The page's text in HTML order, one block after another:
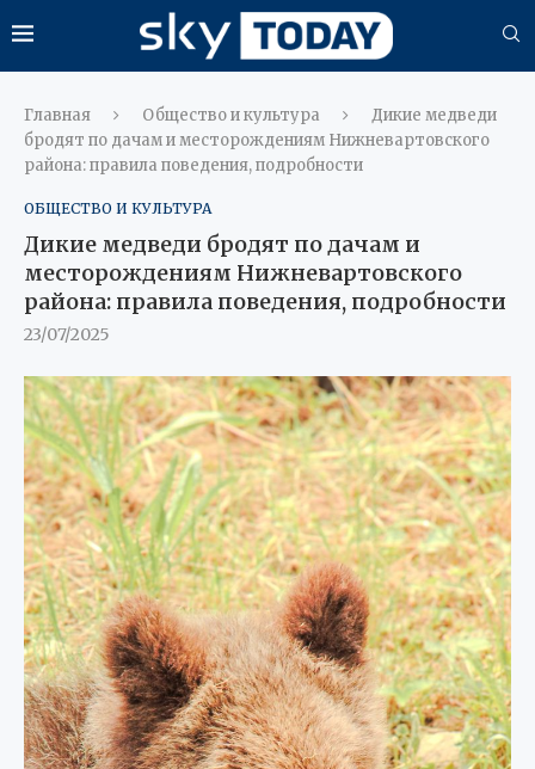
Главная Общество и культура
Дикие медведи
бродят по дачам и месторождениям Нижневартовского
района: правила поведения, подробности
ОБЩЕСТВО И КУЛЬТУРА
Дикие медведи бродят по дачам и
месторождениям Нижневартовского
района: правила поведения, подробности
23/07/2025